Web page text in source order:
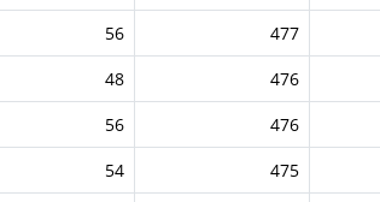
56 477
48 476
56 476
54 475